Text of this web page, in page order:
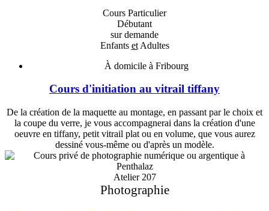
Cours Particulier
Débutant
sur demande
Enfants etAdultes
À domicile à Fribourg
Cours d'initiation au vitrail tiffany
De la création de la maquette au montage, en passant par le choix et
la coupe du verre, je vous accompagnerai dans la création d'une
oeuvre en tiffany, petit vitrail plat ou en volume, que vous aurez
dessiné vous-même ou d'après un modèle.
Atelier 207
Photographie